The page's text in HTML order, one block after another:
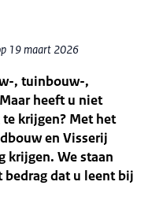
19 maart 2026
, tuinbouw-,
heeft u niet
krijgen? Met het
en Visserij
krijgen. We staan
bedrag dat u leent bij